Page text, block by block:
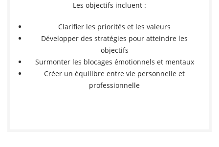
Les objectifs incluent :
Clarifier les priorités et les valeurs
Développer des stratégies pour atteindre les
objectifs
Surmonter les blocages émotionnels et mentaux
Créer un équilibre entre vie personnelle et
professionnelle